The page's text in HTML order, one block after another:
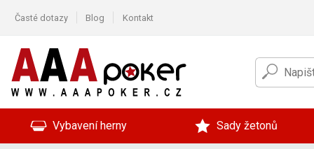
Časté dotazy Blog Kontakt
Vybavení herny Sady žetonů